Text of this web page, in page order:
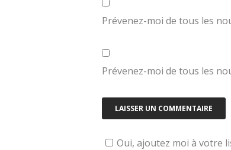
Prévenez-moi de tous les
Prévenez-moi de tous les
Oui, ajoutez moi à votre